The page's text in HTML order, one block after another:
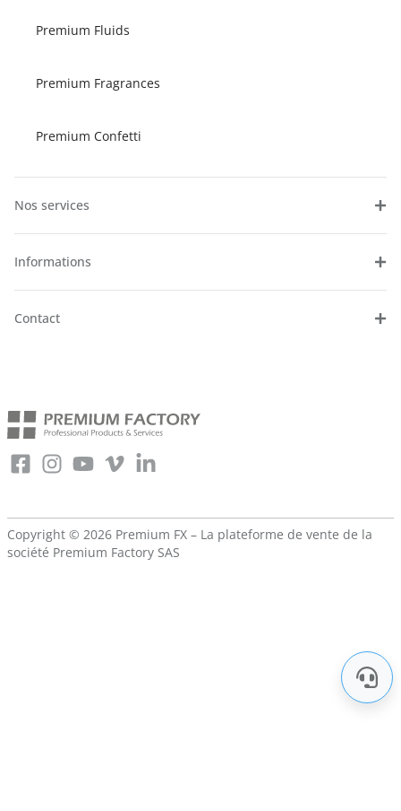
Premium Fluids
Premium Fragrances
Premium Confetti
Nos services
Informations
Contact
Copyright © 2026 Premium FX – La plateforme de vente de la
société Premium Factory SAS